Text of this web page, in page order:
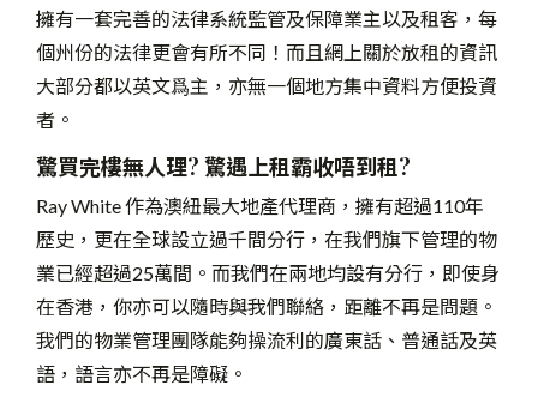
擁有一套完善的法律系統監管及保障業主以及租客，每
個州份的法律更會有所不同！而且網上關於放租的資訊
大部分都以英文爲主，亦無一個地方集中資料方便投資
者。
驚買完樓無人理? 驚遇上租霸收唔到租?
Ray White 作為澳紐最大地產代理商，擁有超過110年
歷史，更在全球設立過千間分行，在我們旗下管理的物
業已經超過25萬間。而我們在兩地均設有分行，即使身
在香港，你亦可以隨時與我們聯絡，距離不再是問題。
我們的物業管理團隊能夠操流利的廣東話、普通話及英
語，語言亦不再是障礙。